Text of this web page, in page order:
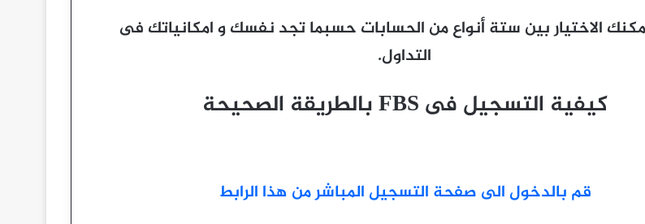
الاختيار بين ستة أنواع من الحسابات حسبما تجد نفسك و امكانياتك فى
التداول.
كيفية التسجيل فى FBS بالطريقة الصحيحة
قم بالدخول الى صفحة التسجيل المباشر من هذا الرابط